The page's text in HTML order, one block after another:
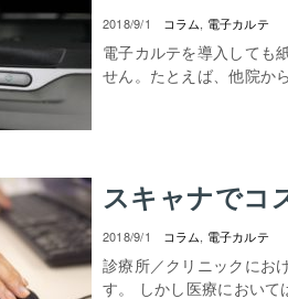
2018/9/1 コラム, 電子カルテ
電子カルテを導入しても
せん。たとえば、他院か
スキャナでコ
2018/9/1 コラム, 電子カルテ
診療所／クリニックにお
す。 しかし医療におい